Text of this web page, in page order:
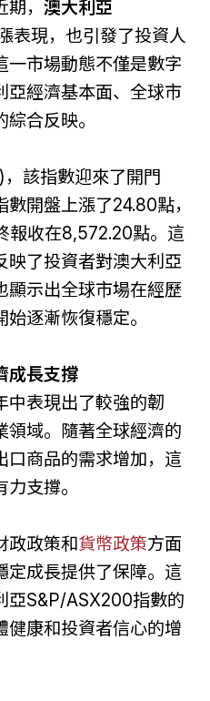
， 澳大利亞
表現，也引發了投資人
一市場動態不僅是數字
亞經濟基本面、全球市
合反映。
該指數迎來了開門
開盤上漲了24.80點，
報收在8,572.20點。這
映了投資者對澳大利亞
顯示出全球市場在經歷
逐漸恢復穩定。
成長支撐
中表現出了較強的韌
領域。隨著全球經濟的
口商品的需求增加，這
支撐。
政政策和貨幣政策方面
定成長提供了保障。這
亞S&P/ASX200指數的
健康和投資者信心的增